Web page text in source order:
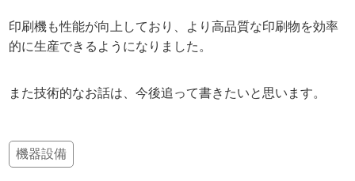
印刷機も性能が向上しており、より高品質な印刷物を効率
的に生産できるようになりました。
また技術的なお話は、今後追って書きたいと思います。
機器設備